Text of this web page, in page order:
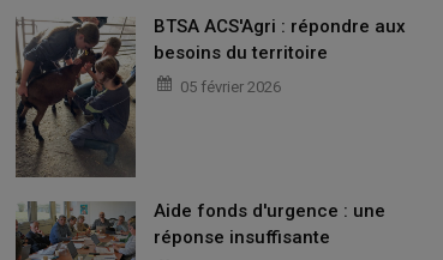
BTSA ACS'Agri : répondre aux
besoins du territoire
05 février 2026
Aide fonds d'urgence : une
réponse insuffisante